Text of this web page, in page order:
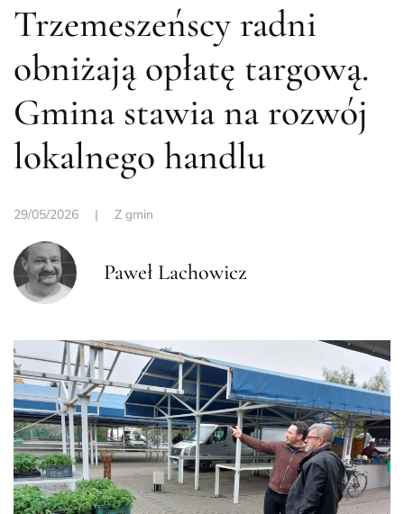
Trzemeszeńscy radni
obniżają opłatę targową.
Gmina stawia na rozwój
lokalnego handlu
29/05/2026 | Z gmin
Paweł Lachowicz